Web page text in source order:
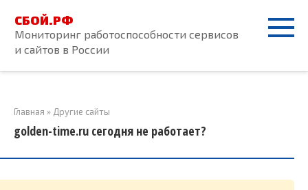
контенту
СБОЙ.РФ
Мониторинг работоспособности сервисов
и сайтов в России
Главная » Другие сайты
golden-time.ru сегодня не работает?